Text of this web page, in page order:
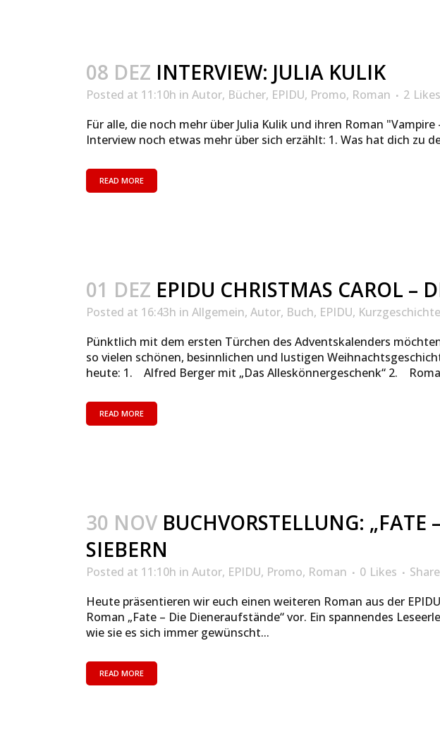
08 DEZ INTERVIEW: JULIA KULIK
Posted at 11:10h in Autor, Bücher, EPIDU, Promo, Roman 2 Likes
Für alle, die noch mehr über Julia Kulik und ihren Roman
Interview noch etwas mehr über sich erzählt: 1. Was hat dich zu
READ MORE
01 DEZ EPIDU CHRISTMAS CAROL –
Posted at 16:43h in Allgemein, Autor, Buch, EPIDU,
Pünktlich mit dem ersten Türchen des Adventskalenders
so vielen schönen, besinnlichen und lustigen
heute: 1. Alfred Berger mit „Das Alleskönnergeschenk“ 2.
READ MORE
30 NOV BUCHVORSTELLUNG:
SIEBERN
Posted at 11:10h in Autor, EPIDU, Promo, Roman 0 Likes
Share
Heute präsentieren wir euch einen weiteren Roman aus der
Roman „Fate – Die Dieneraufstände“ vor. Ein spannendes
wie sie es sich immer gewünscht...
READ MORE